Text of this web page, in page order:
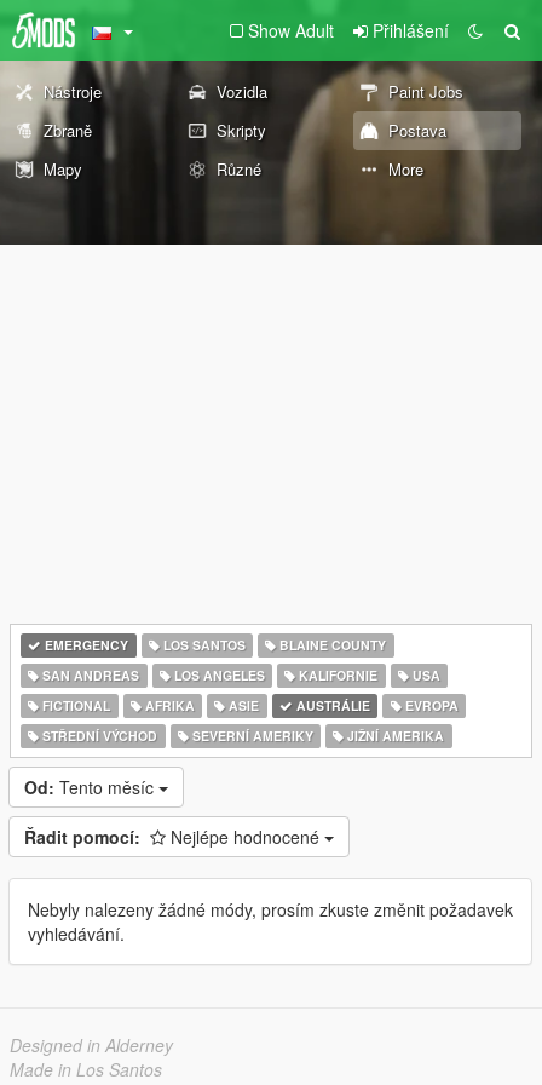
Show Adult Přihlášení
Nástroje Vozidla
Paint Jobs
Zbraně
Skripty
Postava
Mapy
Různé More
EMERGENCY LOS SANTOS
BLAINE COUNTY
SAN ANDREAS
LOS ANGELES KALIFORNIE
USA
FICTIONAL
AFRIKA ASIE AUSTRÁLIE
EVROPA
STŘEDNÍ VÝCHOD
SEVERNÍ AMERIKY JIŽNÍ AMERIKA
Od: Tento měsíc
Řadit pomocí: Nejlépe hodnocené
Nebyly nalezeny žádné módy, prosím zkuste změnit požadavek
vyhledávání.
Designed in Alderney
Made in Los Santos